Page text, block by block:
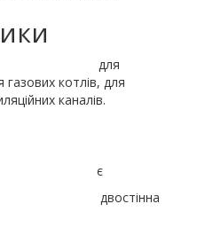
для
газових котлів, для
каналів.
є
двостінна